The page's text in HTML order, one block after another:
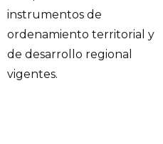
instrumentos de
ordenamiento territorial y
de desarrollo regional
vigentes.